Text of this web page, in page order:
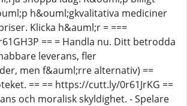
h&ouml;gkvalitativa mediciner
Klicka h&auml;r = ===
== = Handla nu. Ditt betrodda
leverans, fler
men f&auml;rre alternativ) ==
== == https://cutt.ly/0r61JrKG ==
och moralisk skyldighet. - Spelare